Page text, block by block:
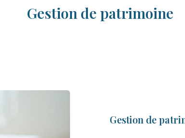
Gestion de patrimoine
Gestion de